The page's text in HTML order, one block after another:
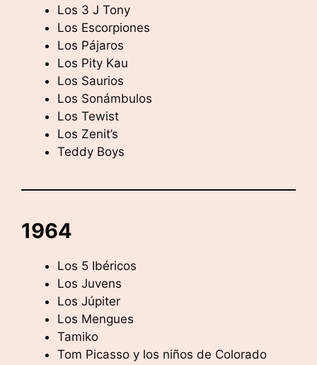
Los 3 J Tony
Los Escorpiones
Los Pájaros
Los Pity Kau
Los Saurios
Los Sonámbulos
Los Tewist
Los Zenit’s
Teddy Boys
1964
Los 5 Ibéricos
Los Juvens
Los Júpiter
Los Mengues
Tamiko
Tom Picasso y los niños de Colorado